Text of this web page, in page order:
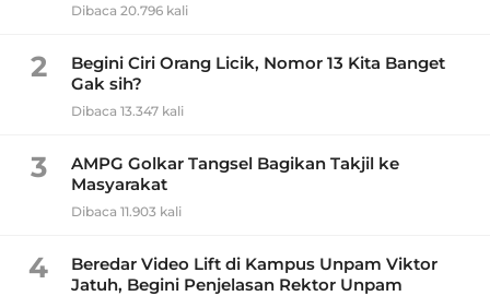
Dibaca 20.796 kali
2
Begini Ciri Orang Licik, Nomor 13 Kita Banget
Gak sih?
Dibaca 13.347 kali
3
AMPG Golkar Tangsel Bagikan Takjil ke
Masyarakat
Dibaca 11.903 kali
4
Beredar Video Lift di Kampus Unpam Viktor
Jatuh, Begini Penjelasan Rektor Unpam